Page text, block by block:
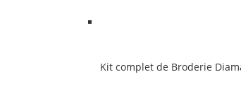
Kit complet de Broderie